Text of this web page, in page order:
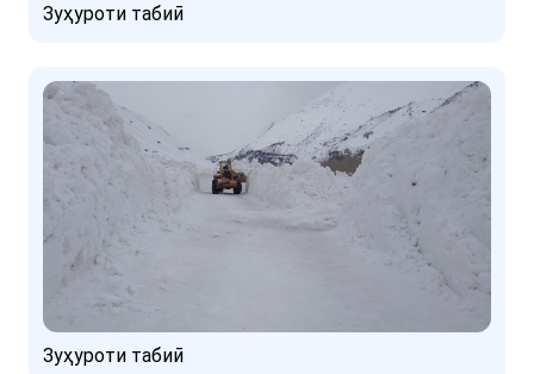
Зуҳуроти табиӣ
Зуҳуроти табиӣ